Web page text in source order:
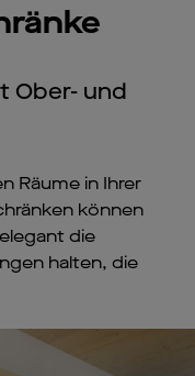
Ober- und
Räume in Ihrer
können
die
halten, die